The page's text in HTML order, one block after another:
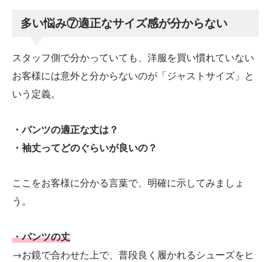
多い悩み⑦適正なサイズ感が分からない
スタッフ側で分かっていても、洋服を買い慣れていない
お客様には意外と分からないのが「ジャストサイズ」と
いう定義。
・パンツの適正な丈は？
・袖丈ってどのぐらいが良いの？
ここをお客様に分かる言葉で、明確に示してみましょ
う。
・パンツの丈
→お鏡で合わせた上で、普段良く履かれるシューズをヒ